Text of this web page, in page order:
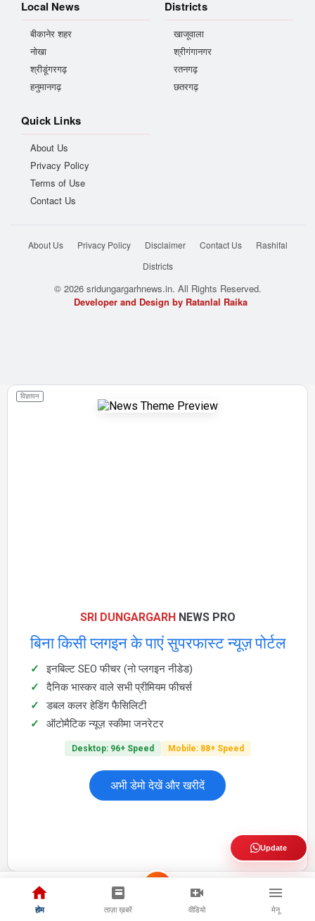
Local News
बीकानेर शहर
नोखा
श्रीडूंगरगढ़
हनुमानगढ़
Districts
खाजूवाला
श्रीगंगानगर
रतनगढ़
छतरगढ़
Quick Links
About Us
Privacy Policy
Terms of Use
Contact Us
About Us Privacy Policy Disclaimer Contact Us
Rashifal
Districts
© 2026 sridungargarhnews.in. All Rights Reserved.
Developer and Design by Ratanlal Raika
विज्ञापन
SRI DUNGARGARH NEWS PRO
बिना किसी प्लगइन के पाएं सुपरफास्ट न्यूज़ पोर्टल
इनबिल्ट SEO फीचर (नो प्लगइन नीडेड)
दैनिक भास्कर वाले सभी प्रीमियम फीचर्स
डबल कलर हेडिंग फैसिलिटी
ऑटोमैटिक न्यूज़ स्कीमा जनरेटर
Desktop: 96+ Speed Mobile: 88+ Speed
अभी डेमो देखें और खरीदें
Update
Home apna jila Profile
होम ताज़ा ख़बरें वीडियो मेनू